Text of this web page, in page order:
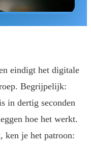
eindigt het digitale
Begrijpelijk:
in dertig seconden
hoe het werkt.
ken je het patroon: